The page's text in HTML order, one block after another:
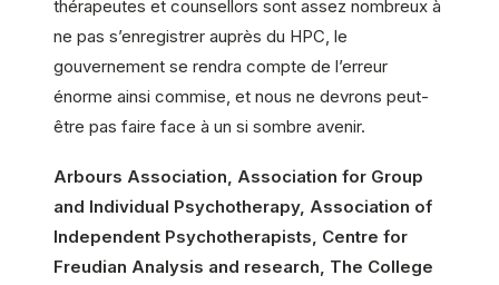
thérapeutes et counsellors sont assez nombreux à
ne pas s’enregistrer auprès du HPC, le
gouvernement se rendra compte de l’erreur
énorme ainsi commise, et nous ne devrons peut-
être pas faire face à un si sombre avenir.
Arbours Association, Association for Group
and Individual Psychotherapy, Association of
Independent Psychotherapists, Centre for
Freudian Analysis and research, The College